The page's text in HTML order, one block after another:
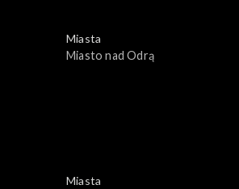
Miasta
Miasto nad Odrą
Miasta